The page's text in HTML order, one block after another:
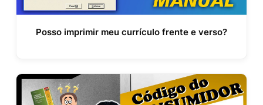
Posso imprimir meu currículo frente e verso?